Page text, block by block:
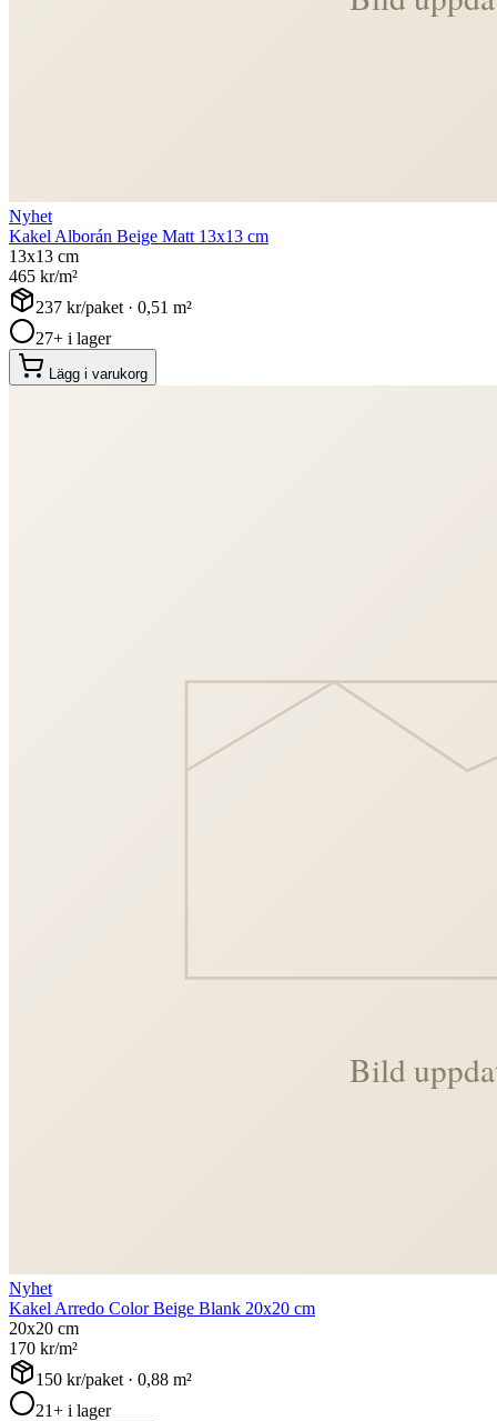
Nyhet
Kakel Alborán Beige Matt 13x13 cm
13x13 cm
465 kr/m²
237 kr/paket · 0,51 m²
27+ i lager
Lägg i varukorg
Nyhet
Kakel Arredo Color Beige Blank 20x20 cm
20x20 cm
170 kr/m²
150 kr/paket · 0,88 m²
21+ i lager